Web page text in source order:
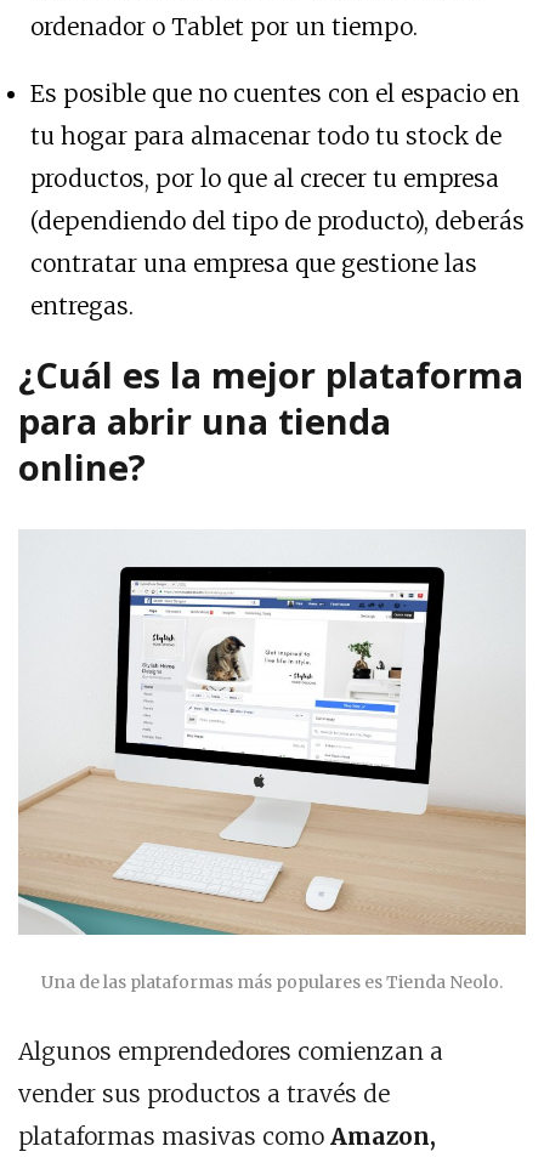
ordenador o Tablet por un tiempo.
Es posible que no cuentes con el espacio en
tu hogar para almacenar todo tu stock de
productos, por lo que al crecer tu empresa
(dependiendo del tipo de producto), deberás
contratar una empresa que gestione las
entregas.
¿Cuál es la mejor plataforma
para abrir una tienda
online?
Una de las plataformas más populares es Tienda Neolo.
Algunos emprendedores comienzan a
vender sus productos a través de
plataformas masivas como Amazon,